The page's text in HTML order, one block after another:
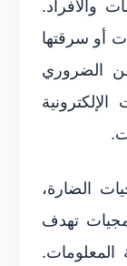
والأفراد.
أو سرقتها
من الضروري
الضارة،
تهدف
المعلومات.